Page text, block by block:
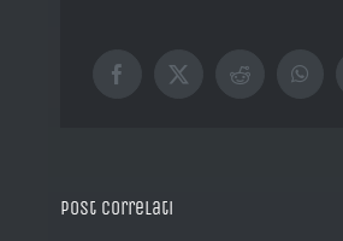
Facebook
X Reddit
Post correlati